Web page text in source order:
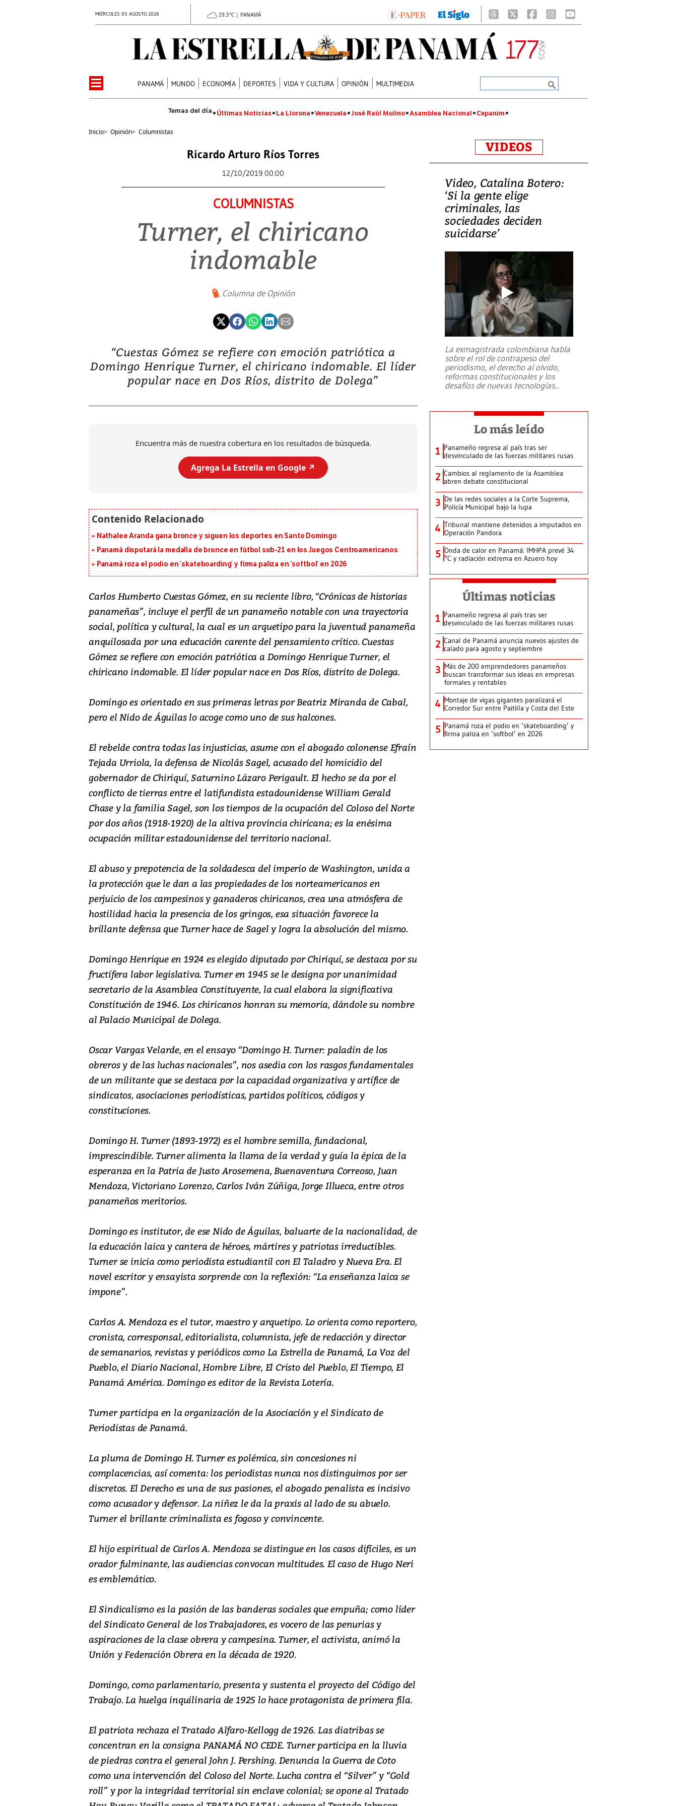
MIÉRCOLES 05 AGOSTO 2026 29.5°C | PANAMÁ
PANAMÁ MUNDO ECONOMÍA DEPORTES VIDA Y CULTURA OPINIÓN MULTIMEDIA
Últimas Noticias La Llorona Venezuela José Raúl Mulino Asamblea Nacional Cepanim
Inicio> Opinión> Columnistas
Ricardo Arturo Ríos Torres
12/10/2019 00:00
COLUMNISTAS
Turner, el chiricano
indomable
Columna de Opinión
“Cuestas Gómez se refiere con emoción patriótica a
Domingo Henrique Turner, el chiricano indomable. El líder
popular nace en Dos Ríos, distrito de Dolega”
Encuentra más de nuestra cobertura en los resultados de búsqueda.
Agrega La Estrella en Google ↗️
Nathalee Aranda gana bronce y siguen los deportes en Santo Domingo
Panamá disputará la medalla de bronce en fútbol sub-21 en los Juegos Centroamericanos
Panamá roza el podio en ‘skateboarding’ y firma paliza en ‘softbol’ en 2026
Carlos Humberto Cuestas Gómez, en su reciente libro, “Crónicas de historias
panameñas”, incluye el perfil de un panameño notable con una trayectoria
social, política y cultural, la cual es un arquetipo para la juventud panameña
anquilosada por una educación carente del pensamiento crítico. Cuestas
Gómez se refiere con emoción patriótica a Domingo Henrique Turner, el
chiricano indomable. El líder popular nace en Dos Ríos, distrito de Dolega.
Domingo es orientado en sus primeras letras por Beatriz Miranda de Cabal,
pero el Nido de Águilas lo acoge como uno de sus halcones.
El rebelde contra todas las injusticias, asume con el abogado colonense Efraín
Tejada Urriola, la defensa de Nicolás Sagel, acusado del homicidio del
gobernador de Chiriquí, Saturnino Lázaro Perigault. El hecho se da por el
conflicto de tierras entre el latifundista estadounidense William Gerald
Chase y la familia Sagel, son los tiempos de la ocupación del Coloso del Norte
por dos años (1918-1920) de la altiva provincia chiricana; es la enésima
ocupación militar estadounidense del territorio nacional.
El abuso y prepotencia de la soldadesca del imperio de Washington, unida a
la protección que le dan a las propiedades de los norteamericanos en
perjuicio de los campesinos y ganaderos chiricanos, crea una atmósfera de
hostilidad hacia la presencia de los gringos, esa situación favorece la
brillante defensa que Turner hace de Sagel y logra la absolución del mismo.
Domingo Henrique en 1924 es elegido diputado por Chiriquí, se destaca por su
fructífera labor legislativa. Turner en 1945 se le designa por unanimidad
secretario de la Asamblea Constituyente, la cual elabora la significativa
Constitución de 1946. Los chiricanos honran su memoria, dándole su nombre
al Palacio Municipal de Dolega.
Oscar Vargas Velarde, en el ensayo “Domingo H. Turner: paladín de los
obreros y de las luchas nacionales”, nos asedia con los rasgos fundamentales
de un militante que se destaca por la capacidad organizativa y artífice de
sindicatos, asociaciones periodísticas, partidos políticos, códigos y
constituciones.
Domingo H. Turner (1893-1972) es el hombre semilla, fundacional,
imprescindible. Turner alimenta la llama de la verdad y guía la épica de la
esperanza en la Patria de Justo Arosemena, Buenaventura Correoso, Juan
Mendoza, Victoriano Lorenzo, Carlos Iván Zúñiga, Jorge Illueca, entre otros
panameños meritorios.
Domingo es institutor, de ese Nido de Águilas, baluarte de la nacionalidad, de
la educación laica y cantera de héroes, mártires y patriotas irreductibles.
Turner se inicia como periodista estudiantil con El Taladro y Nueva Era. El
novel escritor y ensayista sorprende con la reflexión: “La enseñanza laica se
impone”.
Carlos A. Mendoza es el tutor, maestro y arquetipo. Lo orienta como reportero,
cronista, corresponsal, editorialista, columnista, jefe de redacción y director
de semanarios, revistas y periódicos como La Estrella de Panamá, La Voz del
Pueblo, el Diario Nacional, Hombre Libre, El Cristo del Pueblo, El Tiempo, El
Panamá América. Domingo es editor de la Revista Lotería.
Turner participa en la organización de la Asociación y el Sindicato de
Periodistas de Panamá.
La pluma de Domingo H. Turner es polémica, sin concesiones ni
complacencias, así comenta: los periodistas nunca nos distinguimos por ser
discretos. El Derecho es una de sus pasiones, el abogado penalista es incisivo
como acusador y defensor. La niñez le da la praxis al lado de su abuelo.
Turner el brillante criminalista es fogoso y convincente.
El hijo espiritual de Carlos A. Mendoza se distingue en los casos difíciles, es un
orador fulminante, las audiencias convocan multitudes. El caso de Hugo Neri
es emblemático.
El Sindicalismo es la pasión de las banderas sociales que empuña; como líder
del Sindicato General de los Trabajadores, es vocero de las penurias y
aspiraciones de la clase obrera y campesina. Turner, el activista, animó la
Unión y Federación Obrera en la década de 1920.
Domingo, como parlamentario, presenta y sustenta el proyecto del Código del
Trabajo. La huelga inquilinaria de 1925 lo hace protagonista de primera fila.
El patriota rechaza el Tratado Alfaro-Kellogg de 1926. Las diatribas se
concentran en la consigna PANAMÁ NO CEDE. Turner participa en la lluvia
de piedras contra el general John J. Pershing. Denuncia la Guerra de Coto
como una intervención del Coloso del Norte. Lucha contra el “Silver” y “Gold
roll” y por la integridad territorial sin enclave colonial; se opone al Tratado
VIDEOS
Video, Catalina Botero:
‘Si la gente elige
criminales, las
sociedades deciden
suicidarse’
La exmagistrada colombiana habla
sobre el rol de contrapeso del
periodismo, el derecho al olvido,
reformas constitucionales y los
desafíos de nuevas tecnologías...
Lo más leído
1 Panameño regresa al país tras ser
desvinculado de las fuerzas militares rusas
2 Cambios al reglamento de la Asamblea
abren debate constitucional
3 De las redes sociales a la Corte Suprema,
Policía Municipal bajo la lupa
4 Tribunal mantiene detenidos a imputados en
Operación Pandora
5 Onda de calor en Panamá: IMHPA prevé 34
°C y radiación extrema en Azuero hoy
Últimas noticias
1 Panameño regresa al país tras ser
desvinculado de las fuerzas militares rusas
2 Canal de Panamá anuncia nuevos ajustes de
calado para agosto y septiembre
3 Más de 200 emprendedores panameños
buscan transformar sus ideas en empresas
formales y rentables
4 Montaje de vigas gigantes paralizará el
Corredor Sur entre Paitilla y Costa del Este
5 Panamá roza el podio en ‘skateboarding’ y
firma paliza en ‘softbol’ en 2026